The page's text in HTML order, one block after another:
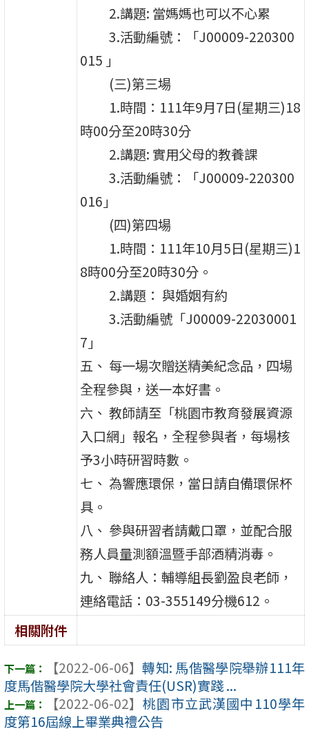
2.講題: 當媽媽也可以不心累
3.活動編號：「J00009-220300
015 」
(三)第三場
1.時間：111年9月7日(星期三)18
時00分至20時30分
2.講題: 實用父母的教養課
3.活動編號：「J00009-220300
016」
(四)第四場
1.時間：111年10月5日(星期三)1
8時00分至20時30分。
2.講題： 與婚姻有約
3.活動編號「J00009-22030001
7」
五、 每一場次贈送精美紀念品，四場
全程參與，送一本好書。
六、 教師請至「桃園市教育發展資源
入口網」報名，全程參與者，每場核
予3小時研習時數。
七、 為響應環保，當日請自備環保杯
具。
八、 參與研習者請戴口罩，並配合服
務人員量測額溫暨手部酒精消毒。
九、 聯絡人：輔導組長劉盈良老師，
連絡電話：03-355149分機612。
相關附件
【2022-06-06】 轉知: 馬偕醫學院舉辦111年
度馬偕醫學院大學社會責任(USR)實踐 ...
【2022-06-02】 桃園市立武漢國中110學年
度第16屆線上畢業典禮公告